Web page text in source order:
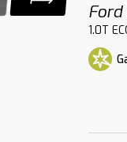
Ford
1.0T